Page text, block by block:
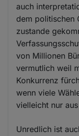
auch
dem politischen
zustande
von Millionen
vermutlich weil
Konkurrenz
wenn viele
vielleicht nur
Unredlich ist